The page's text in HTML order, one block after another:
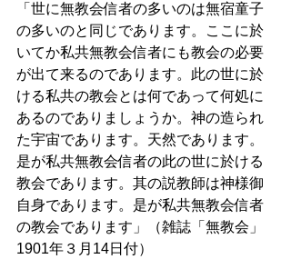
「世に無教会信者の多いのは無宿童子
の多いのと同じであります。ここに於
いてか私共無教会信者にも教会の必要
が出て来るのであります。此の世に於
ける私共の教会とは何であって何処に
あるのでありましょうか。神の造られ
た宇宙であります。天然であります。
是が私共無教会信者の此の世に於ける
教会であります。其の説教師は神様御
自身であります。是が私共無教会信者
の教会であります」（雑誌「無教会」
1901年３月14日付）